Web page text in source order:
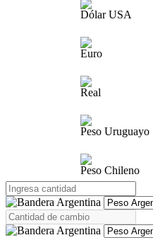
Dólar USA
Euro
Real
Peso Uruguayo
Peso Chileno